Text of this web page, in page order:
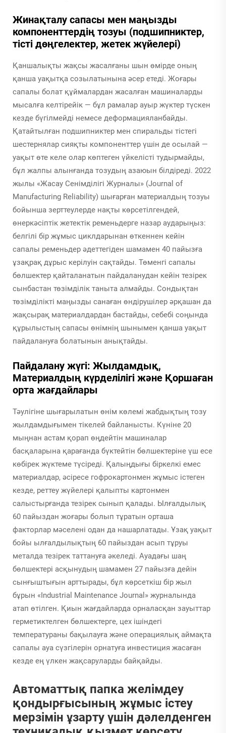
Жинақталу сапасы мен маңызды
компоненттердің тозуы (подшипниктер,
тісті дөңгелектер, жетек жүйелері)
Қаншалықты жақсы жасалғаны шын өмірде оның
қанша уақытқа созылатынына әсер етеді. Жоғары
сапалы болат құймалардан жасалған машиналарды
мысалға келтірейік — бұл рамалар ауыр жүктер түскен
кезде бүгілмейді немесе деформацияланбайды.
Қатайтылған подшипниктер мен спиральды тістегі
шестернялар сияқты компоненттер үшін де осылай —
уақыт өте келе олар көптеген үйкелісті тудырмайды,
бұл жалпы алынғанда тозудың азаюын білдіреді. 2022
жылы «Жасау Сенімділігі Журналы» (Journal of
Manufacturing Reliability) шығарған материалдың тозуы
бойынша зерттеулерде нақты көрсетілгендей,
өнеркәсіптік жетектік ременьдерге назар аударыңыз:
белгілі бір жұмыс циклдарынан өткеннен кейін
сапалы ременьдер әдеттегіден шамамен 40 пайызға
ұзақрақ дұрыс керілуін сақтайды. Төменгі сапалы
бөлшектер қайталанатын пайдаланудан кейін тезірек
сынбастан төзімділік таныта алмайды. Сондықтан
төзімділікті маңызды санаған өндірушілер әрқашан да
жақсырақ материалдардан бастайды, себебі соңында
құрылыстың сапасы өнімнің шынымен қанша уақыт
пайдалануға болатынын анықтайды.
Пайдалану жүгі: Жылдамдық,
Материалдың күрделілігі және Қоршаған
орта жағдайлары
Тәулігіне шығарылатын өнім көлемі жабдықтың тозу
жылдамдығымен тікелей байланысты. Күніне 20
мыңнан астам қорап өңдейтін машиналар
басқаларына қарағанда бүктейтін бөлшектеріне үш есе
көбірек жүктеме түсіреді. Қалыңдығы біркелкі емес
материалдар, әсіресе гофрокартонмен жұмыс істеген
кезде, реттеу жүйелері қалыпты картонмен
салыстырғанда тезірек сынып қалады. Ылғалдылық
60 пайыздан жоғары болып тұратын орташа
факторлар мәселені одан да нашарлатады. Ұзақ уақыт
бойы ылғалдылықтың 60 пайыздан асып тұруы
металда тезірек таттануға әкеледі. Ауадағы шаң
бөлшектері асқынудың шамамен 27 пайызға дейін
сынғыштығын арттырады, бұл көрсеткіш бір жыл
бұрын «Industrial Maintenance Journal» журналында
атап өтілген. Қиын жағдайларда орналасқан зауыттар
герметиктелген бөлшектерге, цех ішіндегі
температураны бақылауға және операциялық аймақта
сапалы ауа сүзгілерін орнатуға инвестиция жасаған
кезде ең үлкен жақсаруларды байқайды.
Автоматтық папка желімдеу
қондырғысының жұмыс істеу
мерзімін ұзарту үшін дәлелденген